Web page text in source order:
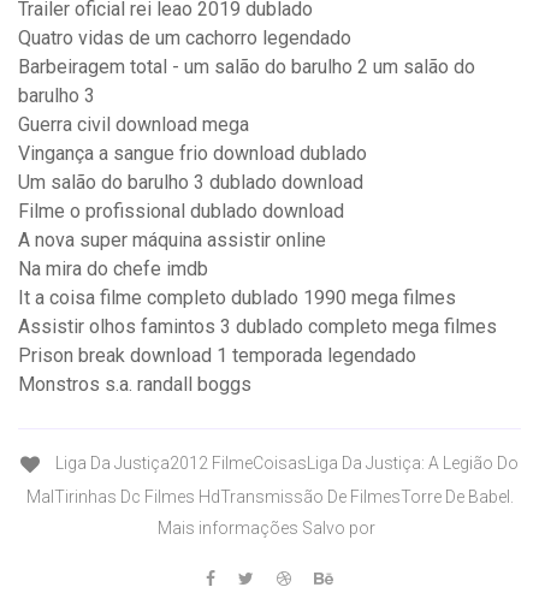
Trailer oficial rei leao 2019 dublado
Quatro vidas de um cachorro legendado
Barbeiragem total - um salão do barulho 2 um salão do
barulho 3
Guerra civil download mega
Vingança a sangue frio download dublado
Um salão do barulho 3 dublado download
Filme o profissional dublado download
A nova super máquina assistir online
Na mira do chefe imdb
It a coisa filme completo dublado 1990 mega filmes
Assistir olhos famintos 3 dublado completo mega filmes
Prison break download 1 temporada legendado
Monstros s.a. randall boggs
Liga Da Justiça2012 FilmeCoisasLiga Da Justiça: A Legião Do
MalTirinhas Dc Filmes HdTransmissão De FilmesTorre De Babel.
Mais informações Salvo por